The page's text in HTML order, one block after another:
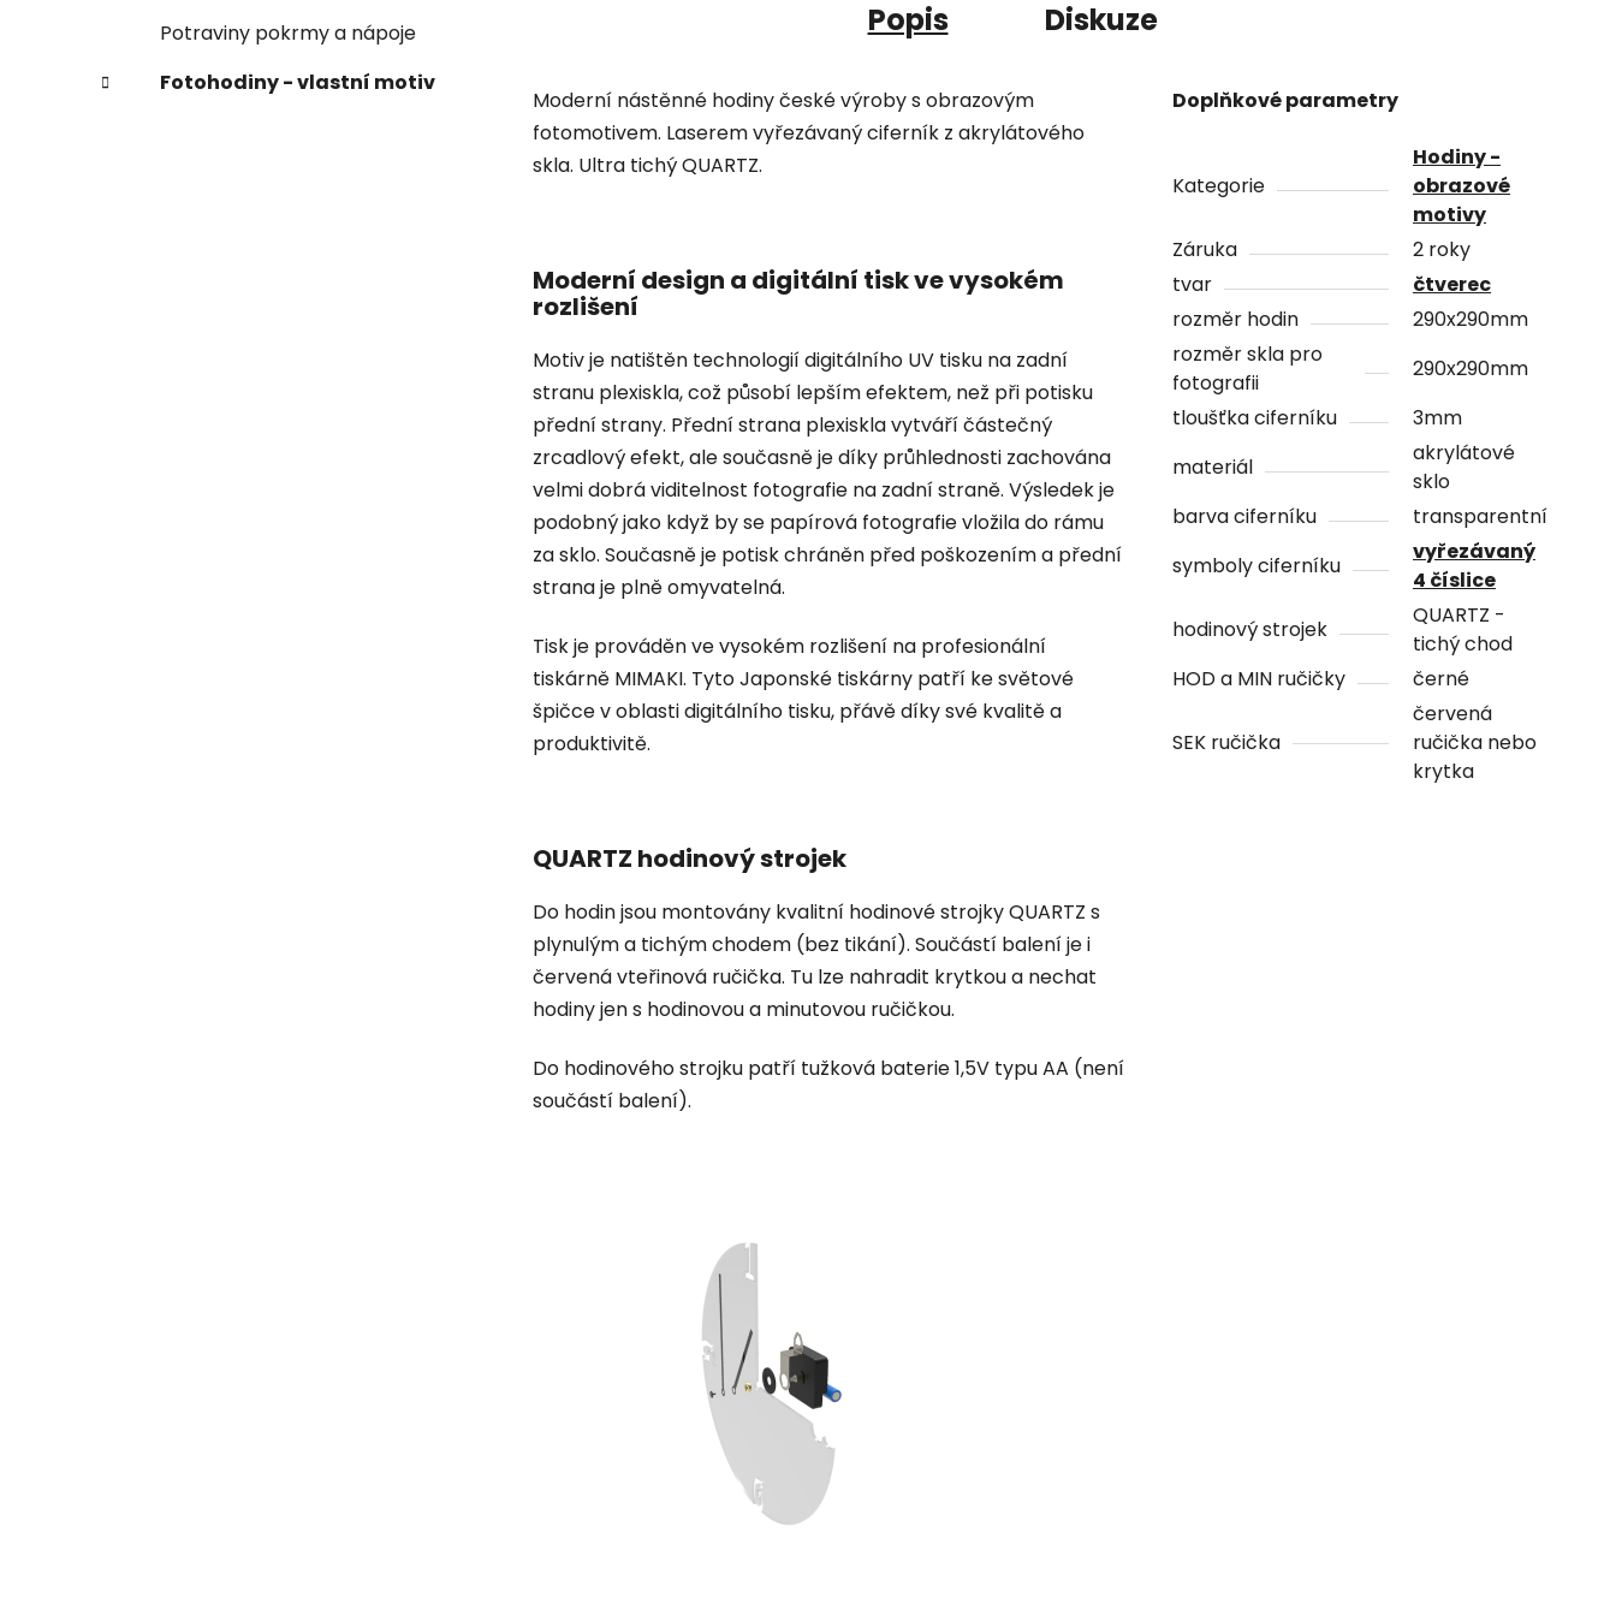
Potraviny pokrmy a nápoje
Fotohodiny - vlastní motiv
Popis Diskuze
Moderní nástěnné hodiny české výroby s obrazovým
fotomotivem. Laserem vyřezávaný ciferník z akrylátového
skla. Ultra tichý QUARTZ.
Moderní design a digitální tisk ve vysokém
rozlišení
Motiv je natištěn technologií digitálního UV tisku na zadní
stranu plexiskla, což působí lepším efektem, než při potisku
přední strany. Přední strana plexiskla vytváří částečný
zrcadlový efekt, ale současně je díky průhlednosti zachována
velmi dobrá viditelnost fotografie na zadní straně. Výsledek je
podobný jako když by se papírová fotografie vložila do rámu
za sklo. Současně je potisk chráněn před poškozením a přední
strana je plně omyvatelná.
Tisk je prováděn ve vysokém rozlišení na profesionální
tiskárně MIMAKI. Tyto Japonské tiskárny patří ke světové
špičce v oblasti digitálního tisku, přávě díky své kvalitě a
produktivitě.
QUARTZ hodinový strojek
Do hodin jsou montovány kvalitní hodinové strojky QUARTZ s
plynulým a tichým chodem (bez tikání). Součástí balení je i
červená vteřinová ručička. Tu lze nahradit krytkou a nechat
hodiny jen s hodinovou a minutovou ručičkou.
Do hodinového strojku patří tužková baterie 1,5V typu AA (není
součástí balení).
Doplňkové parametry
Kategorie
Hodiny -
obrazové
motivy
Záruka
2 roky
tvar
čtverec
rozměr hodin
290x290mm
rozměr skla pro
fotografii
290x290mm
tloušťka ciferníku
3mm
materiál
akrylátové
sklo
barva ciferníku
transparentní
symboly ciferníku
vyřezávaný
4 číslice
hodinový strojek
QUARTZ -
tichý chod
HOD a MIN ručičky
černé
SEK ručička
červená
ručička nebo
krytka